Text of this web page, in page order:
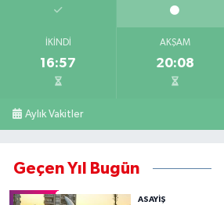
İKINDI
16:57
AKŞAM
20:08
Aylık Vakitler
Geçen Yıl Bugün
ASAYİŞ